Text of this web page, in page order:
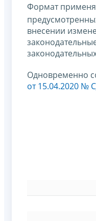
Формат
внесении
Одновременно
от 15.04.2020 №